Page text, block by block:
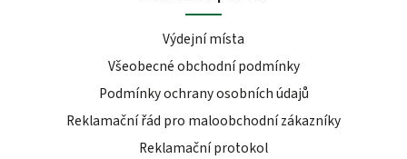
Výdejní místa
Všeobecné obchodní podmínky
Podmínky ochrany osobních údajů
Reklamační řád pro maloobchodní zákazníky
Reklamační protokol